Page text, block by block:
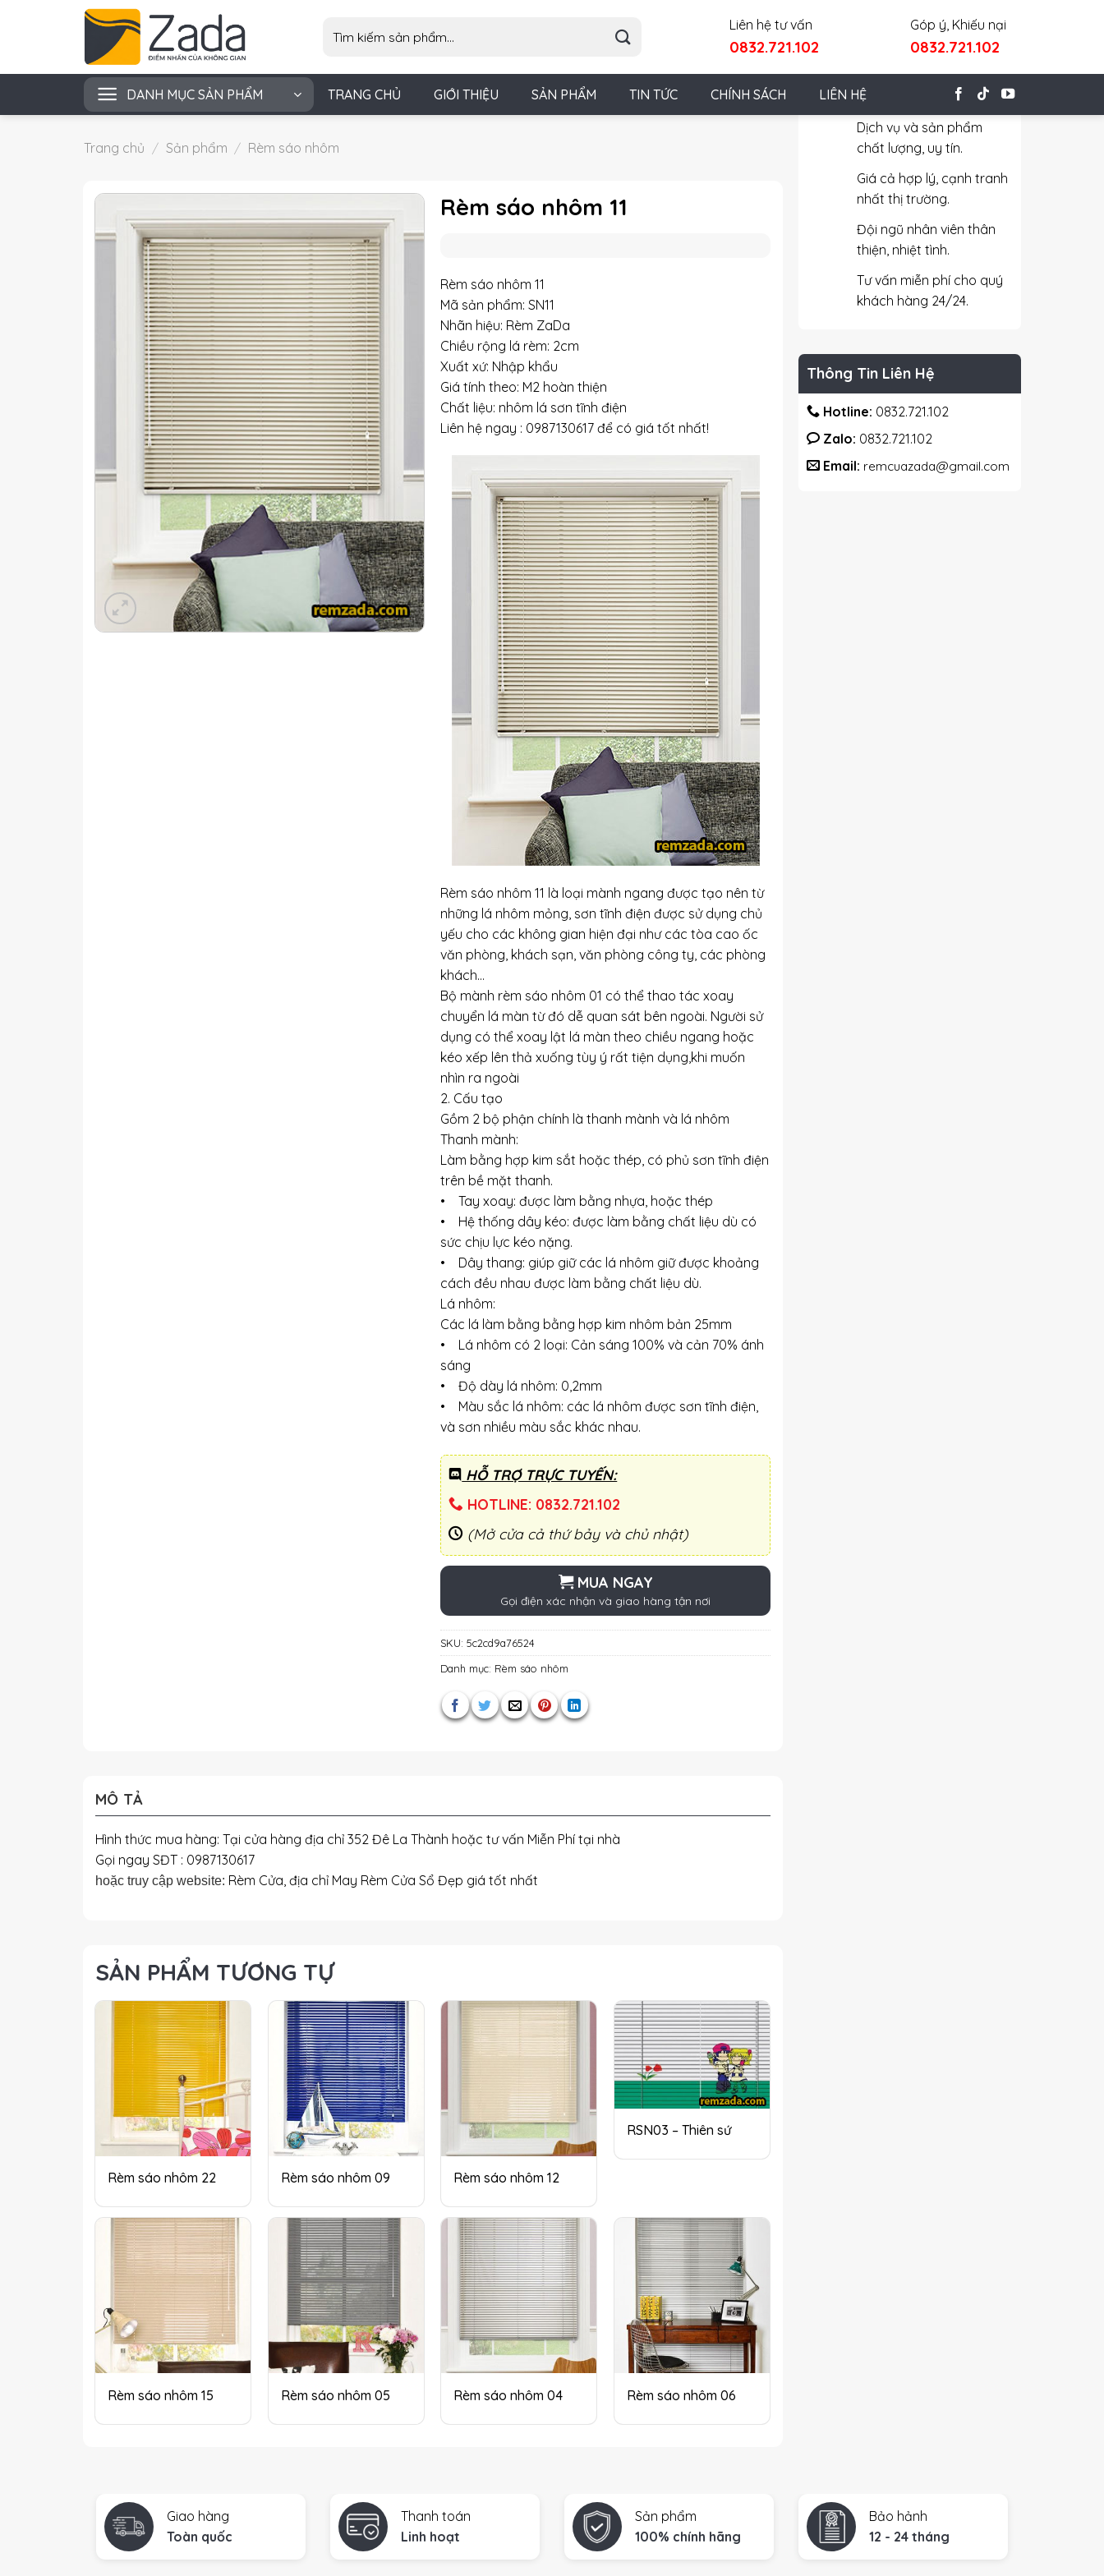
kiếm:
Liên hệ tư vấn
0832.721.102
Góp ý, Khiếu nại
0832.721.102
DANH MỤC SẢN PHẨM TRANG CHỦ GIỚI THIỆU SẢN PHẨM TIN TỨC CHÍNH SÁCH LIÊN HỆ
Trang chủ / Sản phẩm / Rèm sáo nhôm
Cam Kết Với Khách Hàng
Dịch vụ và sản phẩm
chất lượng, uy tín.
Giá cả hợp lý, cạnh tranh
nhất thị trường.
Đội ngũ nhân viên thân
thiện, nhiệt tình.
Tư vấn miễn phí cho quý
khách hàng 24/24.
Thông Tin Liên Hệ
Hotline: 0832.721.102
Zalo: 0832.721.102
Email: remcuazada@gmail.com
Rèm sáo nhôm 11
Rèm sáo nhôm 11
Mã sản phẩm: SN11
Nhãn hiệu: Rèm ZaDa
Chiều rộng lá rèm: 2cm
Xuất xứ: Nhập khẩu
Giá tính theo: M2 hoàn thiện
Chất liệu: nhôm lá sơn tĩnh điện
Liên hệ ngay : 0987130617 để có giá tốt nhất!
Rèm sáo nhôm 11 là loại mành ngang được tạo nên từ
những lá nhôm mỏng, sơn tĩnh điện được sử dụng chủ
yếu cho các không gian hiện đại như các tòa cao ốc
văn phòng, khách sạn, văn phòng công ty, các phòng
khách…
Bộ mành rèm sáo nhôm 01 có thể thao tác xoay
chuyển lá màn từ đó dễ quan sát bên ngoài. Người sử
dụng có thể xoay lật lá màn theo chiều ngang hoặc
kéo xếp lên thả xuống tùy ý rất tiện dụng,khi muốn
nhìn ra ngoài
2. Cấu tạo
Gồm 2 bộ phận chính là thanh mành và lá nhôm
Thanh mành:
Làm bằng hợp kim sắt hoặc thép, có phủ sơn tĩnh điện
trên bề mặt thanh.
• Tay xoay: được làm bằng nhựa, hoặc thép
• Hệ thống dây kéo: được làm bằng chất liệu dù có
sức chịu lực kéo nặng.
• Dây thang: giúp giữ các lá nhôm giữ được khoảng
cách đều nhau được làm bằng chất liệu dù.
Lá nhôm:
Các lá làm bằng bằng hợp kim nhôm bản 25mm
• Lá nhôm có 2 loại: Cản sáng 100% và cản 70% ánh
sáng
• Độ dày lá nhôm: 0,2mm
• Màu sắc lá nhôm: các lá nhôm được sơn tĩnh điện,
và sơn nhiều màu sắc khác nhau.
HỖ TRỢ TRỰC TUYẾN:
HOTLINE: 0832.721.102
(Mở cửa cả thứ bảy và chủ nhật)
MUA NGAY
Gọi điện xác nhận và giao hàng tận nơi
SKU:5c2cd9a76524
Danh mục: Rèm sáo nhôm
MÔ TẢ
Hình thức mua hàng: Tại cửa hàng địa chỉ 352 Đê La Thành hoặc tư vấn Miễn Phí tại nhà
Gọi ngay SĐT : 0987130617
hoặc truy cập website: Rèm Cửa, địa chỉ May Rèm Cửa Sổ Đẹp giá tốt nhất
SẢN PHẨM TƯƠNG TỰ
Rèm sáo nhôm 22 Rèm sáo nhôm 09 Rèm sáo nhôm 12
RSN03 – Thiên sứ
Rèm sáo nhôm 15 Rèm sáo nhôm 05 Rèm sáo nhôm 04 Rèm sáo nhôm 06
Giao hàng
Toàn quốc
Thanh toán
Linh hoạt
Sản phẩm
100% chính hãng
Bảo hảnh
12 - 24 tháng